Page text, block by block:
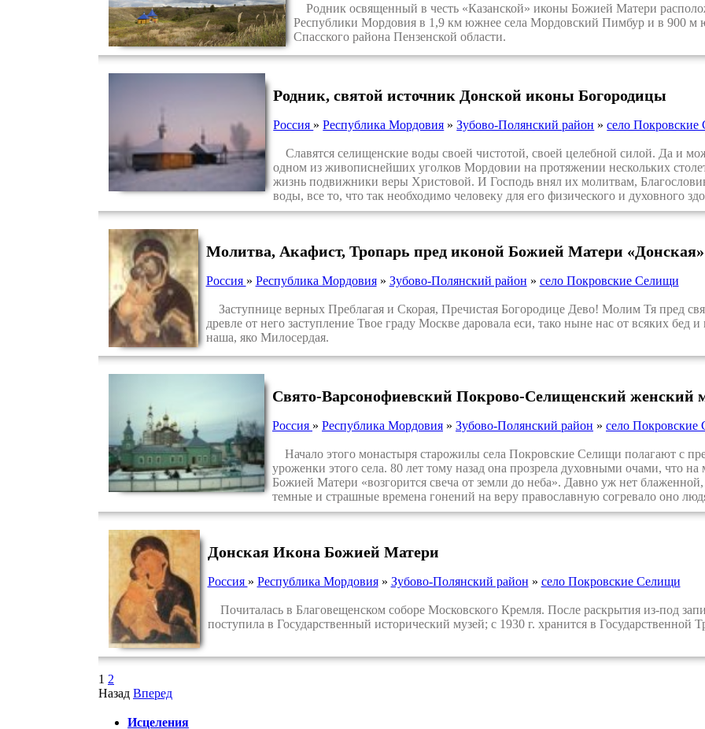
Родник освященный в честь «Казанской» иконы Божией Матери
Республики Мордовия в 1,9 км южнее села Мордовский Пимбур и в 900 м
Спасского района Пензенской области.
Родник, святой источник Донской иконы Богородицы
Россия »Республика Мордовия »Зубово-Полянский район »село
Славятся селищенские воды своей чистотой, своей целебной силой. Да и
одном из живописнейших уголков Мордовии на протяжении нескольких
жизнь подвижники веры Христовой. И Господь внял их молитвам,
воды, все то, что так необходимо человеку для его физического и духовного
Молитва, Акафист, Тропарь пред иконой Божией Матери «Донская»
Россия » Республика Мордовия» Зубово-Полянский район » село Покровские Селищи
Заступнице верных Преблагая и Скорая, Пречистая Богородице Дево! Молим Тя пред
древле от него заступление Твое граду Москве даровала еси, тако ныне нас от всяких бед
наша, яко Милосердая.
Свято-Варсонофиевский Покрово-Селищенский женский
Россия » Республика Мордовия » Зубово-Полянский район » село Покровские
Начало этого монастыря старожилы села Покровские Селищи полагают с
уроженки этого села. 80 лет тому назад она прозрела духовными очами, что
Божией Матери «возгорится свеча от земли до неба». Давно уж нет
темные и страшные времена гонений на веру православную согревало оно
Донская Икона Божией Матери
Россия » Республика Мордовия» Зубово-Полянский район » село Покровские Селищи
Почиталась в Благовещенском соборе Московского Кремля. После раскрытия из-под
поступила в Государственный исторический музей; с 1930 г. хранится в Государственной
1 2
Назад Вперед
Исцеления